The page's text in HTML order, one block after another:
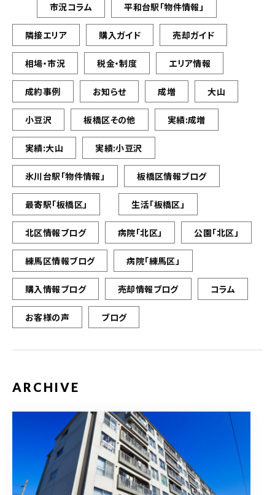
市況コラム 平和台駅「物件情報」
隣接エリア 購入ガイド 売却ガイド
相場・市況 税金・制度 エリア情報
成約事例 お知らせ 成増 大山
小豆沢 板橋区その他 実績:成増
実績:大山 実績:小豆沢
氷川台駅「物件情報」 板橋区情報ブログ
最寄駅「板橋区」 生活「板橋区」
北区情報ブログ 病院「北区」 公園「北区」
練馬区情報ブログ 病院「練馬区」
購入情報ブログ 売却情報ブログ コラム
お客様の声 ブログ
ARCHIVE